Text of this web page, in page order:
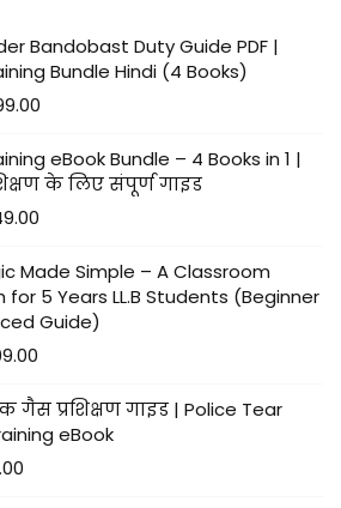
Bandobast Duty Guide PDF |
Bundle Hindi (4 Books)
eBook Bundle – 4 Books in 1 |
के लिए संपूर्ण गाइड
Made Simple – A Classroom
for 5 Years LL.B Students (Beginner
Guide)
गैस प्रशिक्षण गाइड | Police Tear
eBook